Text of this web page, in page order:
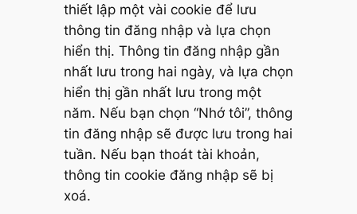
thiết lập một vài cookie để lưu
thông tin đăng nhập và lựa chọn
hiển thị. Thông tin đăng nhập gần
nhất lưu trong hai ngày, và lựa chọn
hiển thị gần nhất lưu trong một
năm. Nếu bạn chọn “Nhớ tôi”, thông
tin đăng nhập sẽ được lưu trong hai
tuần. Nếu bạn thoát tài khoản,
thông tin cookie đăng nhập sẽ bị
xoá.